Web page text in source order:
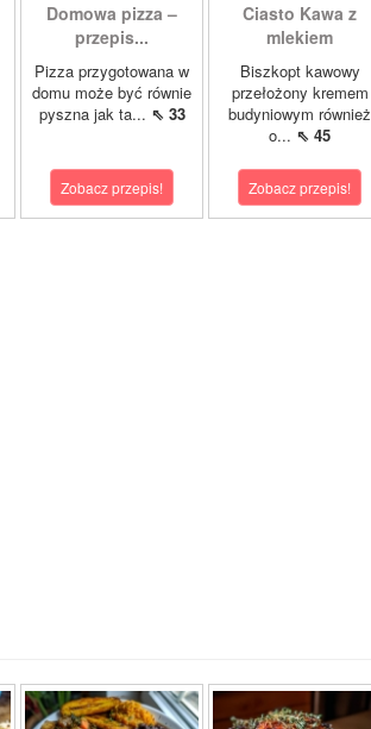
Domowa pizza –
przepis...
Pizza przygotowana w
domu może być równie
pyszna jak ta... ⇖ 33
Zobacz przepis!
Ciasto Kawa z
mlekiem
Biszkopt kawowy
przełożony kremem
budyniowym również
o... ⇖ 45
Zobacz przepis!